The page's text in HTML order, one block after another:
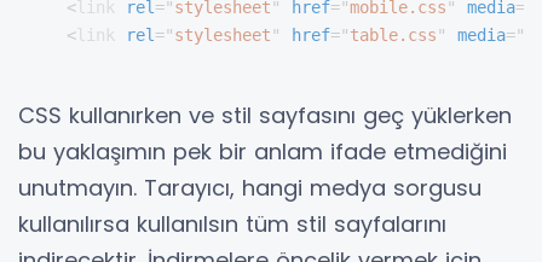
<link rel ="stylesheet" href="mobile.css" media=
<link rel ="stylesheet" href="table.css" media="
CSS kullanırken ve stil sayfasını geç yüklerken
bu yaklaşımın pek bir anlam ifade etmediğini
unutmayın. Tarayıcı, hangi medya sorgusu
kullanılırsa kullanılsın tüm stil sayfalarını